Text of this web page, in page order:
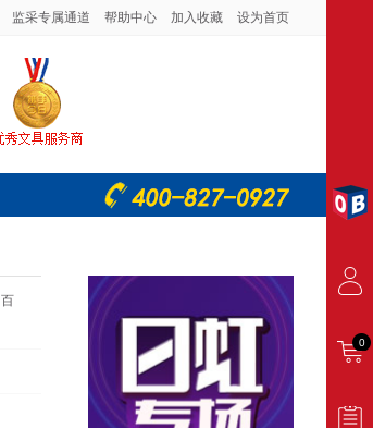
监采专属通道 帮助中心 加入收藏 设为首页
百
0